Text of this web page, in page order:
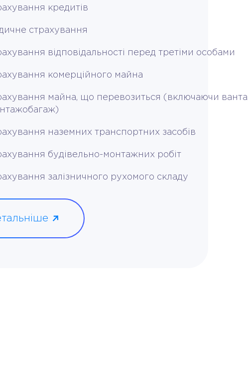
кредитів
страхування
відповідальності перед третіми особами
комерційного майна
майна, що перевозиться (включаючи
наземних транспортних засобів
будівельно-монтажних робіт
залізничного рухомого складу